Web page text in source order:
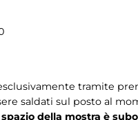
tramite
saldati sul posto al
spazio della mostra è